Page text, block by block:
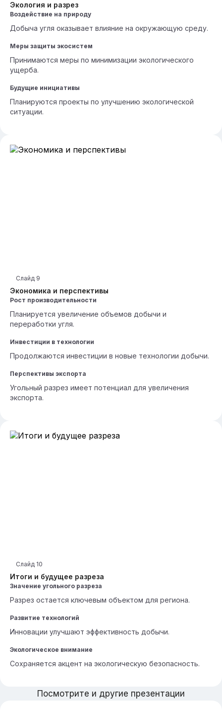
Экология и разрез
Воздействие на природу
Добыча угля оказывает влияние на окружающую среду.
Меры защиты экосистем
Принимаются меры по минимизации экологического
ущерба.
Будущие инициативы
Планируются проекты по улучшению экологической
ситуации.
Экономика и перспективы
Слайд 9
Рост производительности
Планируется увеличение объемов добычи и
переработки угля.
Инвестиции в технологии
Продолжаются инвестиции в новые технологии добычи.
Перспективы экспорта
Угольный разрез имеет потенциал для увеличения
экспорта.
Итоги и будущее разреза
Слайд 10
Значение угольного разреза
Разрез остается ключевым объектом для региона.
Развитие технологий
Инновации улучшают эффективность добычи.
Экологическое внимание
Сохраняется акцент на экологическую безопасность.
Посмотрите и другие презентации